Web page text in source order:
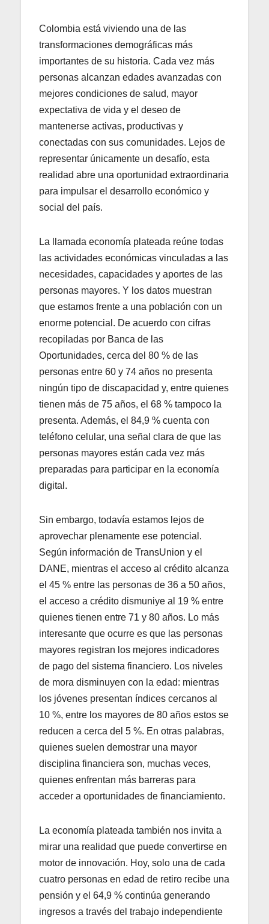
Colombia está viviendo una de las
transformaciones demográficas más
importantes de su historia. Cada vez más
personas alcanzan edades avanzadas con
mejores condiciones de salud, mayor
expectativa de vida y el deseo de
mantenerse activas, productivas y
conectadas con sus comunidades. Lejos de
representar únicamente un desafío, esta
realidad abre una oportunidad extraordinaria
para impulsar el desarrollo económico y
social del país.
La llamada economía plateada reúne todas
las actividades económicas vinculadas a las
necesidades, capacidades y aportes de las
personas mayores. Y los datos muestran
que estamos frente a una población con un
enorme potencial. De acuerdo con cifras
recopiladas por Banca de las
Oportunidades, cerca del 80 % de las
personas entre 60 y 74 años no presenta
ningún tipo de discapacidad y, entre quienes
tienen más de 75 años, el 68 % tampoco la
presenta. Además, el 84,9 % cuenta con
teléfono celular, una señal clara de que las
personas mayores están cada vez más
preparadas para participar en la economía
digital.
Sin embargo, todavía estamos lejos de
aprovechar plenamente ese potencial.
Según información de TransUnion y el
DANE, mientras el acceso al crédito alcanza
el 45 % entre las personas de 36 a 50 años,
el acceso a crédito dismuniye al 19 % entre
quienes tienen entre 71 y 80 años. Lo más
interesante que ocurre es que las personas
mayores registran los mejores indicadores
de pago del sistema financiero. Los niveles
de mora disminuyen con la edad: mientras
los jóvenes presentan índices cercanos al
10 %, entre los mayores de 80 años estos se
reducen a cerca del 5 %. En otras palabras,
quienes suelen demostrar una mayor
disciplina financiera son, muchas veces,
quienes enfrentan más barreras para
acceder a oportunidades de financiamiento.
La economía plateada también nos invita a
mirar una realidad que puede convertirse en
motor de innovación. Hoy, solo una de cada
cuatro personas en edad de retiro recibe una
pensión y el 64,9 % continúa generando
ingresos a través del trabajo independiente